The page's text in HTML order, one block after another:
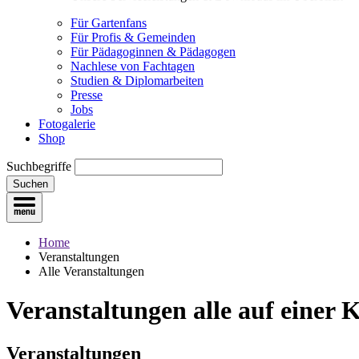
Für Gartenfans
Für Profis & Gemeinden
Für Pädagoginnen & Pädagogen
Nachlese von Fachtagen
Studien & Diplomarbeiten
Presse
Jobs
Fotogalerie
Shop
Suchbegriffe
Suchen
Home
Veranstaltungen
Alle Veranstaltungen
Veranstaltungen alle auf einer
Veranstaltungen